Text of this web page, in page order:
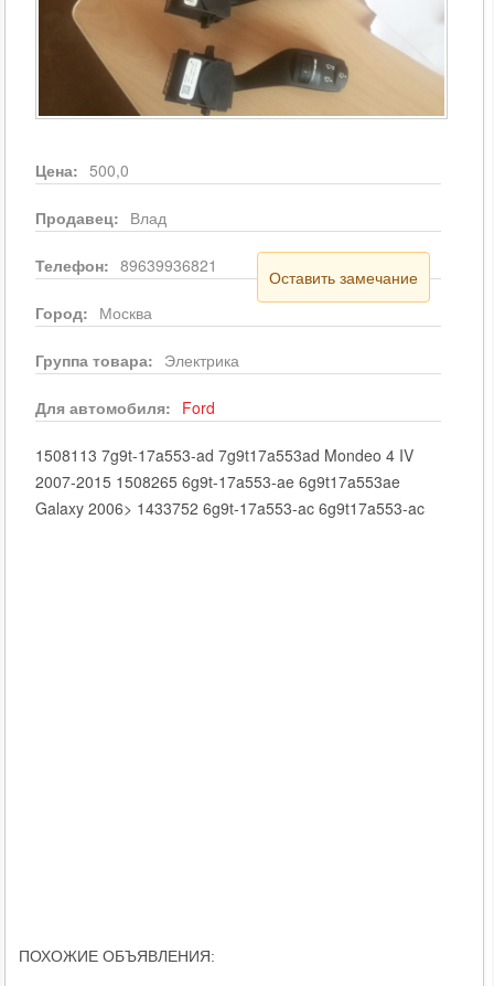
Цена: 500,0
Продавец: Влад
Телефон: 89639936821
Оставить замечание
Город: Москва
Группа товара: Электрика
Для автомобиля: Ford
1508113 7g9t-17a553-ad 7g9t17a553ad Mondeo 4 IV
2007-2015 1508265 6g9t-17a553-ae 6g9t17a553ae
Galaxy 2006> 1433752 6g9t-17a553-ac 6g9t17a553-ac
ПОХОЖИЕ ОБЪЯВЛЕНИЯ: